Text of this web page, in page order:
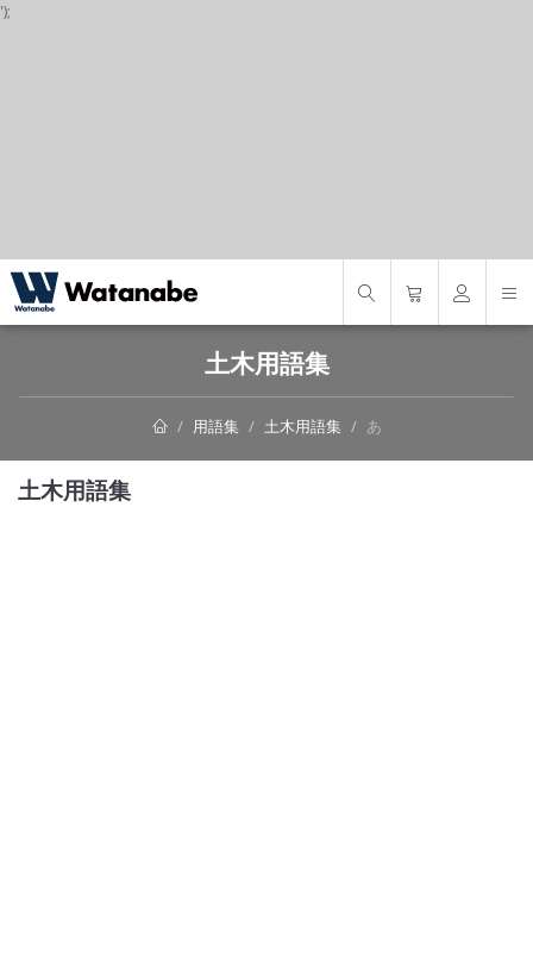
');
土木用語集
用語集 土木用語集 あ
土木用語集